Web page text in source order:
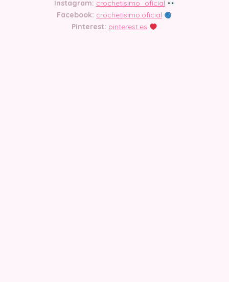
Instagram: crochetisimo_oficial
Facebook: crochetisimo.oficial
Pinterest: pinterest.es